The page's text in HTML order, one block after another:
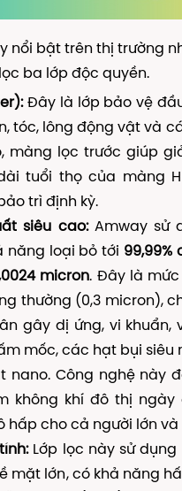
nổi bật trên thị trường
ba lớp độc quyền.
Đây là lớp bảo vệ
tóc, lông động vật và
màng lọc trước giúp
tuổi thọ của màng
trì định kỳ.
siêu cao:Amway sử
năng loại bỏ tới 99,99%
micron. Đây là
thường (0,3 micron),
gây dị ứng, vi khuẩn,
mốc, các hạt bụi siêu
nano. Công nghệ này
không khí đô thị ngày
hấp cho cả người lớn và
Lớp lọc này sử dụng
mặt lớn, có khả năng